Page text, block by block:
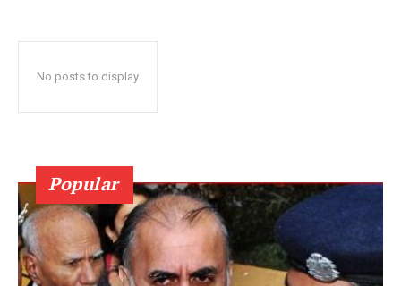
No posts to display
Popular